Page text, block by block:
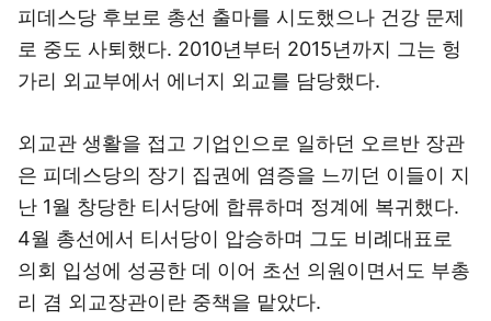
피데스당 후보로 총선 출마를 시도했으나 건강 문제
로 중도 사퇴했다. 2010년부터 2015년까지 그는 헝
가리 외교부에서 에너지 외교를 담당했다.
외교관 생활을 접고 기업인으로 일하던 오르반 장관
은 피데스당의 장기 집권에 염증을 느끼던 이들이 지
난 1월 창당한 티서당에 합류하며 정계에 복귀했다.
4월 총선에서 티서당이 압승하며 그도 비례대표로
의회 입성에 성공한 데 이어 초선 의원이면서도 부총
리 겸 외교장관이란 중책을 맡았다.